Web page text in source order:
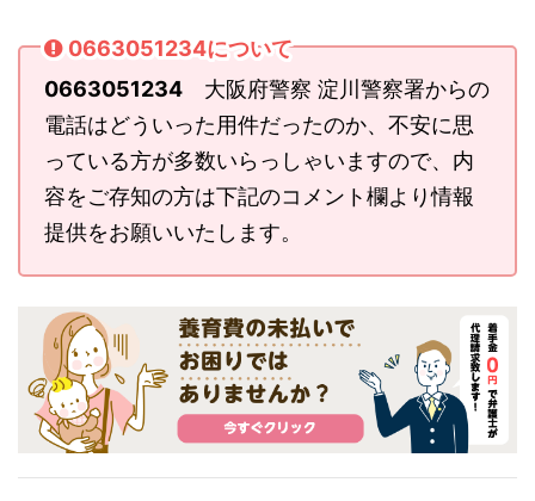
0663051234について
0663051234 大阪府警察 淀川警察署からの
電話はどういった用件だったのか、不安に思
っている方が多数いらっしゃいますので、内
容をご存知の方は下記のコメント欄より情報
提供をお願いいたします。